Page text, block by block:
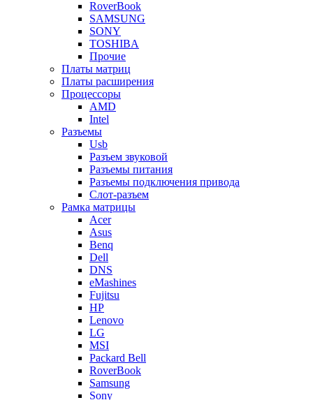
RoverBook
SAMSUNG
SONY
TOSHIBA
Прочие
Платы матриц
Платы расширения
Процессоры
AMD
Intel
Разъемы
Usb
Разъем звуковой
Разъемы питания
Разъемы подключения привода
Слот-разъем
Рамка матрицы
Acer
Asus
Benq
Dell
DNS
eMashines
Fujitsu
HP
Lenovo
LG
MSI
Packard Bell
RoverBook
Samsung
Sony